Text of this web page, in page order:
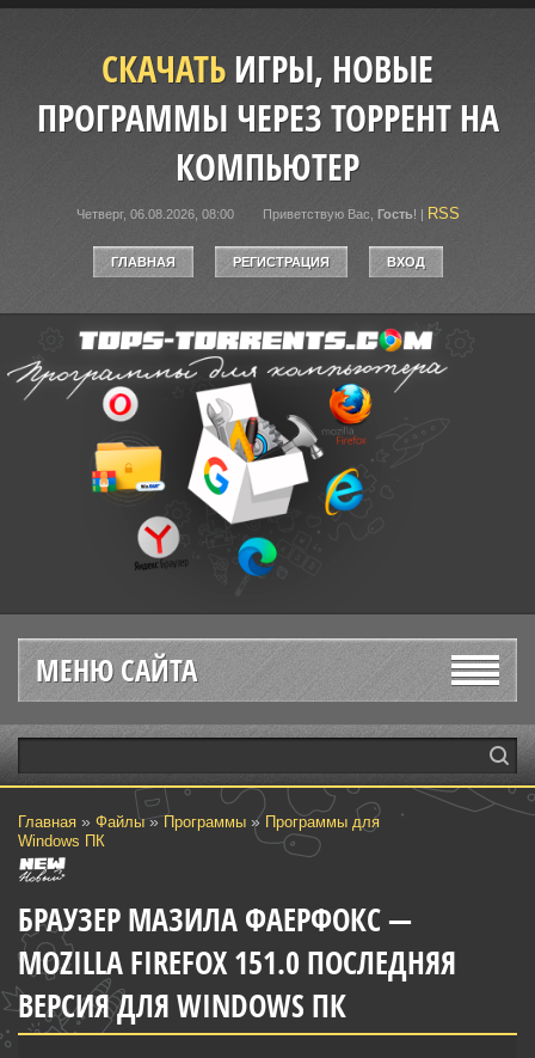
СКАЧАТЬИГРЫ, НОВЫЕ
ПРОГРАММЫ ЧЕРЕЗ ТОРРЕНТ НА
КОМПЬЮТЕР
Четверг, 06.08.2026, 08:00 Приветствую Вас Гость! | RSS
ГЛАВНАЯ РЕГИСТРАЦИЯ ВХОД
МЕНЮ САЙТА
Главная » Файлы»Программы » Программы для
Windows ПК
БРАУЗЕР МАЗИЛА ФАЕРФОКС —
MOZILLA FIREFOX 151.0 ПОСЛЕДНЯЯ
ВЕРСИЯ ДЛЯ WINDOWS ПК